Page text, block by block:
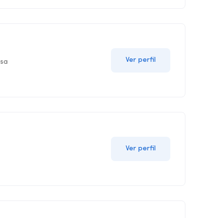
Ver perfil
Ver perfil